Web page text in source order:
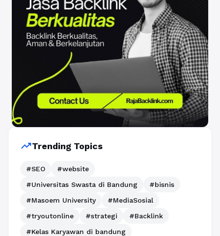
trending_upTrending Topics
#SEO
#website
#Universitas Swasta di Bandung
#bisnis
#Masoem University
#MediaSosial
#tryoutonline
#strategi
#Backlink
#Kelas Karyawan di bandung